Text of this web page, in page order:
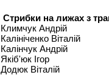
Стрибки на лижах з
Климчук Андрій
Калініченко Віталій
Калінчук Андрій
Якіб'юк Ігор
Додюк Віталій